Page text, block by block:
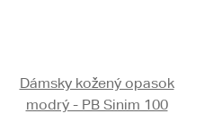
Dámsky kožený opasok
modrý - PB Sinim 100